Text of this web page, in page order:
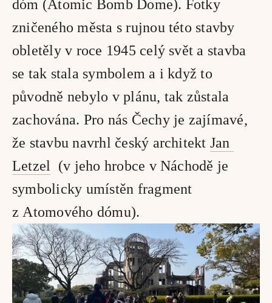
dóm (Atomic Bomb Dome). Fotky
zničeného města s rujnou této stavby
obletěly v roce 1945 celý svět a stavba
se tak stala symbolem a i když to
původně nebylo v plánu, tak zůstala
zachována. Pro nás Čechy je zajímavé,
že stavbu navrhl český architekt Jan
Letzel
  (v jeho hrobce v Náchodě je
symbolicky umístěn fragment
z Atomového dómu).